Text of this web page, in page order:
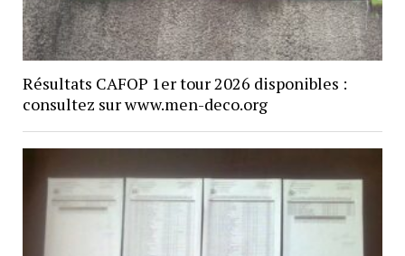
Résultats CAFOP 1er tour 2026 disponibles :
consultez sur www.men-deco.org